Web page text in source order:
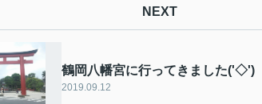
NEXT
鶴岡八幡宮に行ってきました('◇')ゞ
2019.09.12